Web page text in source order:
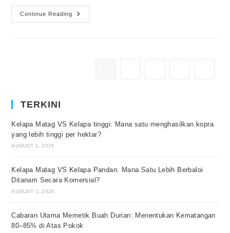
Continue Reading
TERKINI
Kelapa Matag VS Kelapa tinggi: Mana satu menghasilkan kopra
yang lebih tinggi per hektar?
AUGUST 1, 2026
Kelapa Matag VS Kelapa Pandan: Mana Satu Lebih Berbaloi
Ditanam Secara Komersial?
AUGUST 1, 2026
Cabaran Utama Memetik Buah Durian: Menentukan Kematangan
80–85% di Atas Pokok